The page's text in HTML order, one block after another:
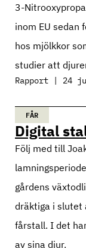
3-
inom EU sedan
hos mjölkkor
studier att
Rapport | 24
FÅR
Digital
Följ med till
gårdens
dräktiga i slutet
fårstall. I det
av sina djur.